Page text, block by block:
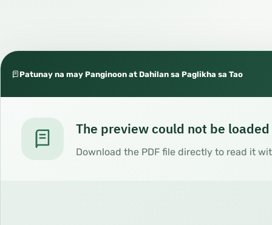
Patunay na may Panginoon at Dahilan sa Paglikha sa Tao
The preview could not be loaded
Download the PDF file directly to read it